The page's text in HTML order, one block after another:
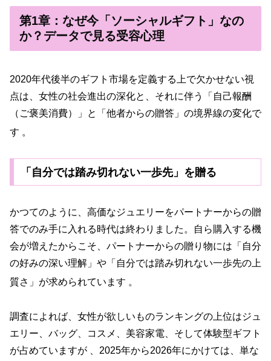
第1章：なぜ今「ソーシャルギフト」なの
か？データで見る受容心理
2020年代後半のギフト市場を定義する上で欠かせない視
点は、女性の社会進出の深化と、それに伴う「自己報酬
（ご褒美消費）」と「他者からの贈答」の境界線の変化で
す 。
「自分では踏み切れない一歩先」を贈る
かつてのように、高価なジュエリーをパートナーからの贈
答でのみ手に入れる時代は終わりました。自ら購入する機
会が増えたからこそ、パートナーからの贈り物には「自分
の好みの深い理解」や「自分では踏み切れない一歩先の上
質さ」が求められています 。
調査によれば、女性が欲しいものランキングの上位はジュ
エリー、バッグ、コスメ、美容家電、そして体験型ギフト
が占めていますが 、2025年から2026年にかけては、単な